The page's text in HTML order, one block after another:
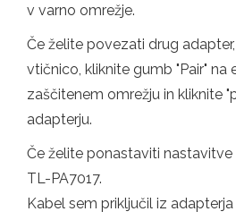
v varno omrežje.
Če želite povezati drug
vtičnico, kliknite gumb "Pair" na
zaščitenem omrežju in kliknite
adapterju.
Če želite ponastaviti
TL-PA7017.
Kabel sem priključil iz